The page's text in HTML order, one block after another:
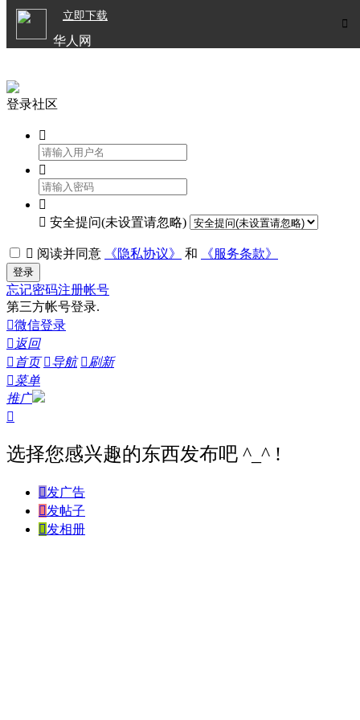

立即下载
华人网
登录社区



 安全提问(未设置请忽略)
 阅读并同意 《隐私协议》 和 《服务条款》
登录
忘记密码注册帐号
第三方帐号登录.
微信登录
 返回
 首页 导航 刷新
菜单
推广

选择您感兴趣的东西发布吧 ^_^ !
发广告
发帖子
发相册